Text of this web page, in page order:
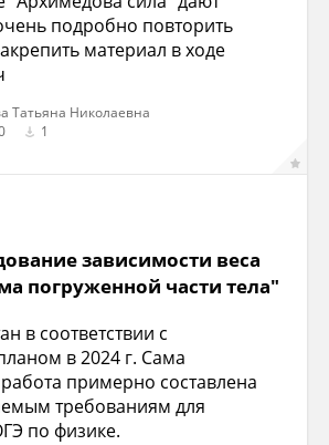
подробно повторить
материал в ходе
Татьяна Николаевна
1
зависимости веса
погруженной части тела"
в соответствии с
в 2024 г. Сама
примерно составлена
требованиям для
по физике.